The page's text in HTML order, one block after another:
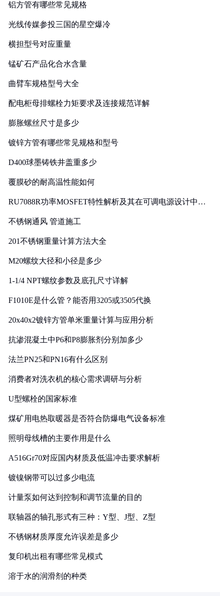
铝方管有哪些常见规格
光线传媒参投三国的星空爆冷
横担型号对应重量
锰矿石产品化合水含量
曲臂车规格型号大全
配电柜母排螺栓力矩要求及连接规范详解
膨胀螺丝尺寸是多少
镀锌方管有哪些常见规格和型号
D400球墨铸铁井盖重多少
覆膜砂的耐高温性能如何
RU7088R功率MOSFET特性解析及其在可调电源设计中的
不锈钢通风 管道施工
201不锈钢重量计算方法大全
M20螺纹大径和小径是多少
1-1/4 NPT螺纹参数及底孔尺寸详解
F1010E是什么管？能否用3205或3505代换
20x40x2镀锌方管单米重量计算与应用分析
抗渗混凝土中P6和P8膨胀剂分别加多少
法兰PN25和PN16有什么区别
消费者对洗衣机的核心需求调研与分析
U型螺栓的国家标准
煤矿用电热取暖器是否符合防爆电气设备标准
照明母线槽的主要作用是什么
A516Gr70对应国内材质及低温冲击要求解析
镀镍钢带可以过多少电流
计量泵如何达到控制和调节流量的目的
联轴器的轴孔形式有三种：Y型、J型、Z型
不锈钢材质厚度允许误差是多少
复印机出租有哪些常见模式
溶于水的润滑剂的种类